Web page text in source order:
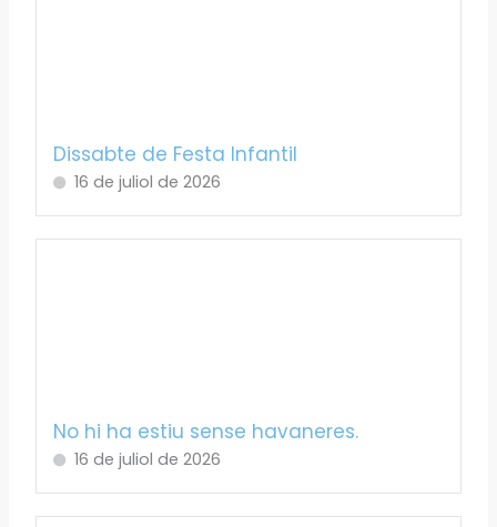
Dissabte de Festa Infantil
16 de juliol de 2026
No hi ha estiu sense havaneres.
16 de juliol de 2026